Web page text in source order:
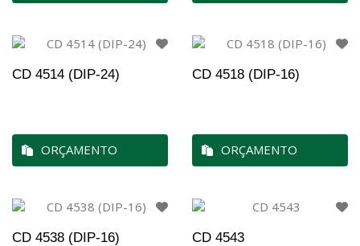
CD 4514 (DIP-24)
ORÇAMENTO
CD 4518 (DIP-16)
ORÇAMENTO
CD 4538 (DIP-16) CD 4543